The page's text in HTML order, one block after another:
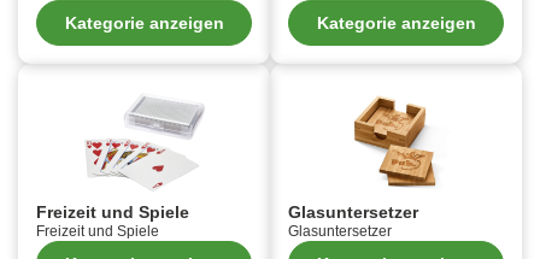
Kategorie anzeigen Kategorie anzeigen
Freizeit und Spiele
Freizeit und Spiele
Glasuntersetzer
Glasuntersetzer